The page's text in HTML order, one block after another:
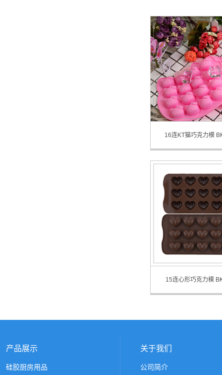
16连KT猫巧克力模
16 Cavity Hello KT
15连心形巧克力模
产品展示
硅胶厨房用品
关于我们
公司简介